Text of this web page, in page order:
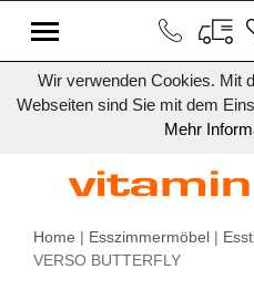
Wir verwenden Cookies. Mit
Webseiten sind Sie mit dem
Mehr
Home | Esszimmermöbel |
VERSO BUTTERFLY